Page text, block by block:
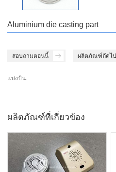
Aluminium die casting part
สอบถามตอนนี้ ผลิตภัณฑ์ถัดไป
แบ่งปัน:
ผลิตภัณฑ์ที่เกี่ยวข้อง